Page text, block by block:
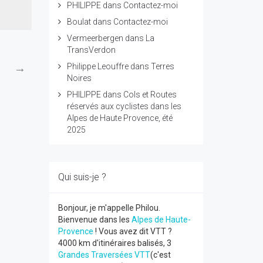
→
PHILIPPEdans Contactez-moi
Boulatdans Contactez-moi
Vermeerbergen dans
La
TransVerdon
Philippe Leouffredans Terres
Noires
PHILIPPEdans Cols et Routes
réservés aux cyclistes dans les
Alpes de Haute Provence, été
2025
Qui suis-je ?
Bonjour, je m'appelle Philou.
Bienvenue dans les Alpes de Haute-
Provence ! Vous avez dit VTT ?
4000 km d'itinéraires balisés, 3
Grandes Traversées VTT(c'est